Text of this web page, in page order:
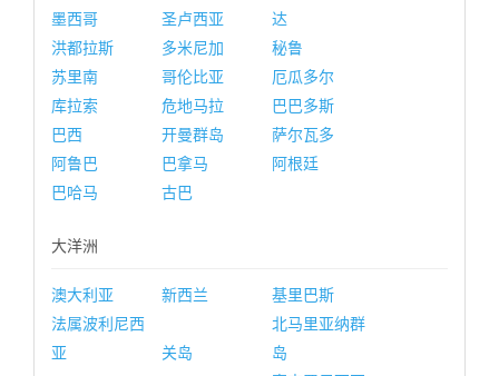
墨西哥 圣卢西亚
达
洪都拉斯
多米尼加
秘鲁
苏里南
哥伦比亚
厄瓜多尔
库拉索
危地马拉
巴巴多斯
巴西
开曼群岛
萨尔瓦多
阿鲁巴
巴拿马
阿根廷
巴哈马
古巴
大洋洲
澳大利亚 新西兰
基里巴斯
法属波利尼西
亚
关岛
北马里亚纳群
岛